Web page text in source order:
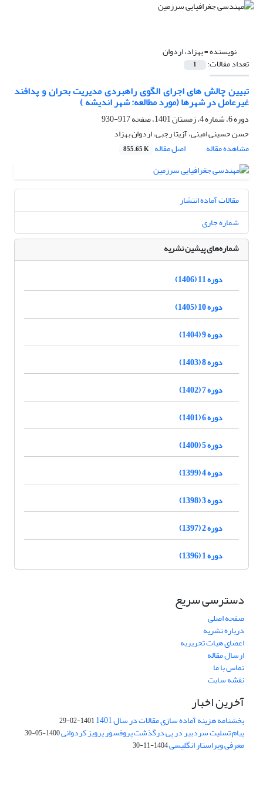
نویسنده =بهزاد، اردوان
تعداد مقالات: 1
تبیین چالش های اجرای الگوی راهبردی مدیریت بحران و پدافند
غیرعامل در شهرها (مورد مطالعه: شهر اندیشه )
دوره 6، شماره 4، زمستان 1401، صفحه
917-930
حسن حسینی امینی، آزیتا رجبی، اردوان بهزاد
مشاهده مقاله
اصل مقاله 855.65 K
مقالات آماده انتشار
شماره جاری
شماره‌های پیشین نشریه
دوره 11 (1406)
دوره 10 (1405)
دوره 9 (1404)
دوره 8 (1403)
دوره 7 (1402)
دوره 6 (1401)
دوره 5 (1400)
دوره 4 (1399)
دوره 3 (1398)
دوره 2 (1397)
دوره 1 (1396)
دسترسی سریع
صفحه اصلی
درباره نشریه
اعضای هیات تحریریه
ارسال مقاله
تماس با ما
نقشه سایت
آخرین اخبار
بخشنامه هزینه آماده سازی مقالات در سال 1401 1401-02-29
پیام تسلیت سردبیر در پی درگذشت پروفسور پرویز کردوانی1400-05-30
معرفی ویراستار انگلیسی1404-11-30